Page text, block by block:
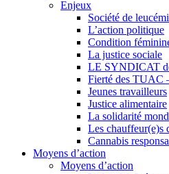
Enjeux
Société de
L’action politique
Condition
La justice sociale
LE SYNDICAT
Fierté des TUAC
Jeunes travailleurs
Justice alimentaire
La solidarité
Les chauffeur(e)s
Cannabis
Moyens d’action
Moyens d’action